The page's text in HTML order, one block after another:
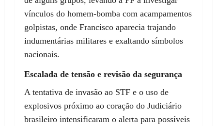
vínculos do homem-bomba com acampamentos
golpistas, onde Francisco aparecia trajando
indumentárias militares e exaltando símbolos
nacionais.
Escalada de tensão e revisão da segurança
A tentativa de invasão ao STF e o uso de
explosivos próximo ao coração do Judiciário
brasileiro intensificaram o alerta para possíveis